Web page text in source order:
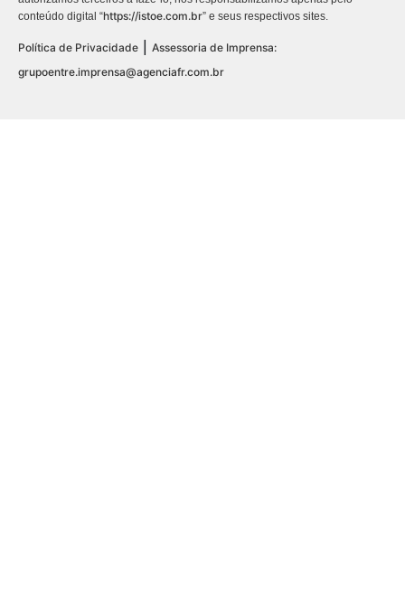
conteúdo digital “https://istoe.com.br” e seus respectivos sites.
Política de Privacidade
Assessoria de Imprensa:
grupoentre.imprensa@agenciafr.com.br